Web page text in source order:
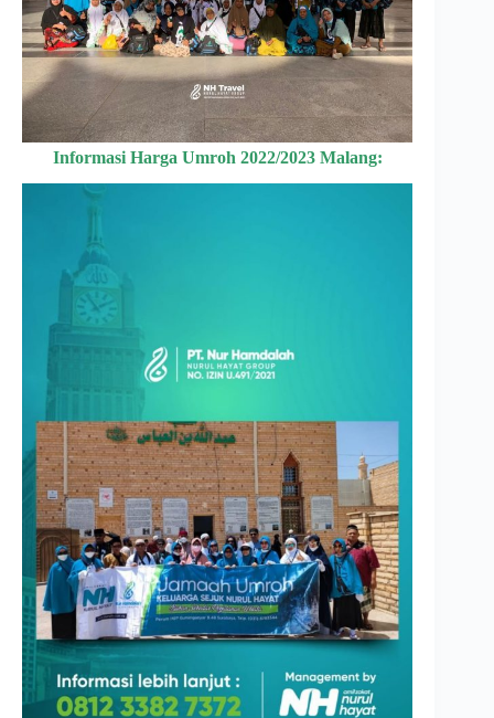
Informasi Harga Umroh 2022/2023 Malang: